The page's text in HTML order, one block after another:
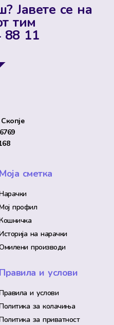
Јавете се на
тим
88 11
Моја сметка
профил
на нарачки
производи
Правила и услови
и услови
за колачиња
за приватност